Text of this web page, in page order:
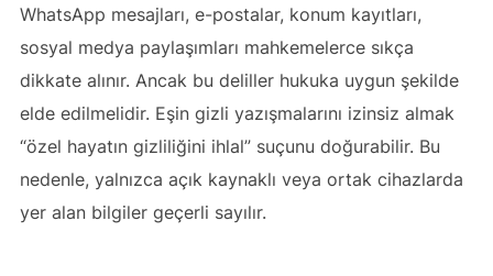
WhatsApp mesajları, e-postalar, konum kayıtları,
sosyal medya paylaşımları mahkemelerce sıkça
dikkate alınır. Ancak bu deliller hukuka uygun şekilde
elde edilmelidir. Eşin gizli yazışmalarını izinsiz almak
“özel hayatın gizliliğini ihlal” suçunu doğurabilir. Bu
nedenle, yalnızca açık kaynaklı veya ortak cihazlarda
yer alan bilgiler geçerli sayılır.